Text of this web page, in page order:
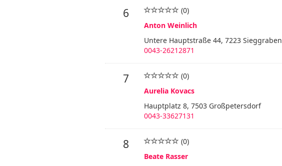
6
(0)
Anton Weinlich
Untere Hauptstraße 44, 7223 Sieggraben
0043-26212871
7
(0)
Aurelia Kovacs
Hauptplatz 8, 7503 Großpetersdorf
0043-33627131
8
(0)
Beate Rasser